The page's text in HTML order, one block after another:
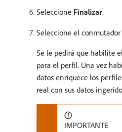
Seleccione Finalizar.
Seleccione el conmutador
Se le pedirá que habilite
para el perfil. Una vez
datos enriquece los
real con sus datos
IMPORTANTE